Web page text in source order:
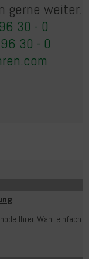
gerne weiter.
30 - 0
30 - 0
Ihrer Wahl einfach